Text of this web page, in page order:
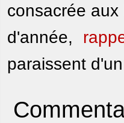
consacrée
d'année,
paraissent